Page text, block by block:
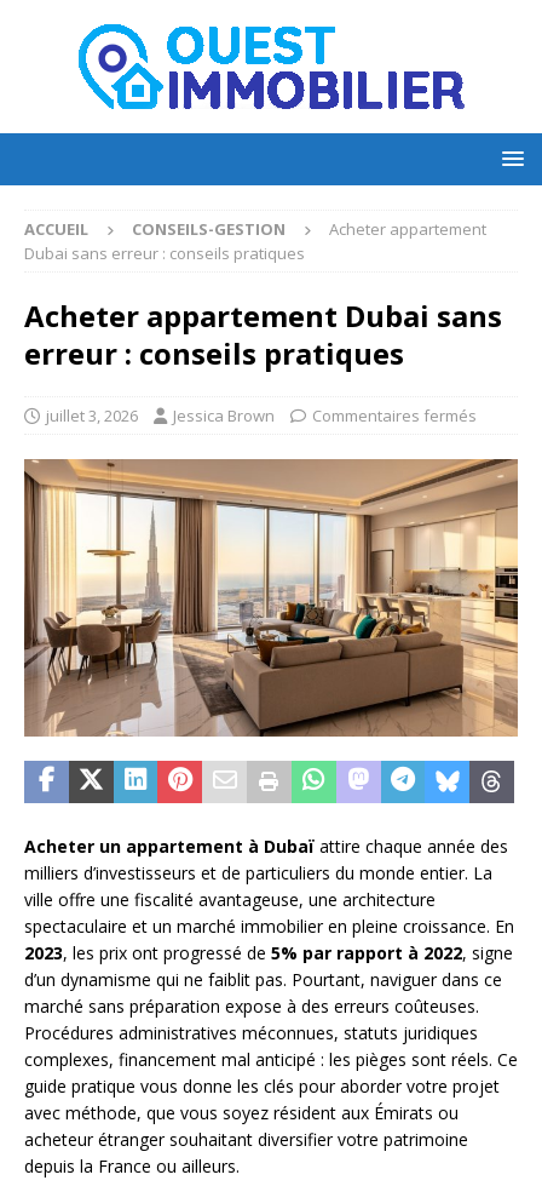
ACCUEIL CONSEILS-GESTION
Acheter appartement
Dubai sans erreur : conseils pratiques
Acheter appartement Dubai sans
erreur : conseils pratiques
juillet 3, 2026 Jessica Brown Commentaires fermés
Acheter un appartement à Dubaï attire chaque année des
milliers d’investisseurs et de particuliers du monde entier. La
ville offre une fiscalité avantageuse, une architecture
spectaculaire et un marché immobilier en pleine croissance. En
2023, les prix ont progressé de 5% par rapport à 2022, signe
d’un dynamisme qui ne faiblit pas. Pourtant, naviguer dans ce
marché sans préparation expose à des erreurs coûteuses.
Procédures administratives méconnues, statuts juridiques
complexes, financement mal anticipé : les pièges sont réels. Ce
guide pratique vous donne les clés pour aborder votre projet
avec méthode, que vous soyez résident aux Émirats ou
acheteur étranger souhaitant diversifier votre patrimoine
depuis la France ou ailleurs.